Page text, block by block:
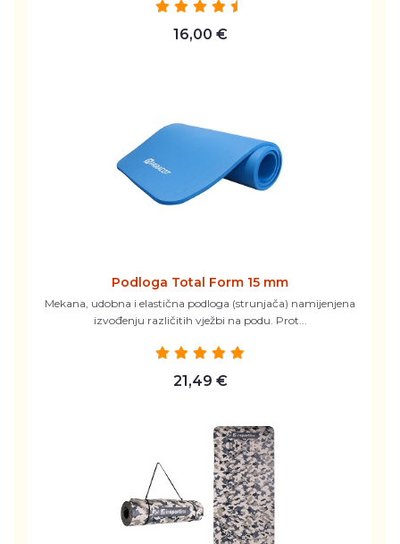
16,00 €
Podloga Total Form 15 mm
Mekana, udobna i elastična podloga (strunjača) namijenjena
izvođenju različitih vježbi na podu. Prot...
21,49 €